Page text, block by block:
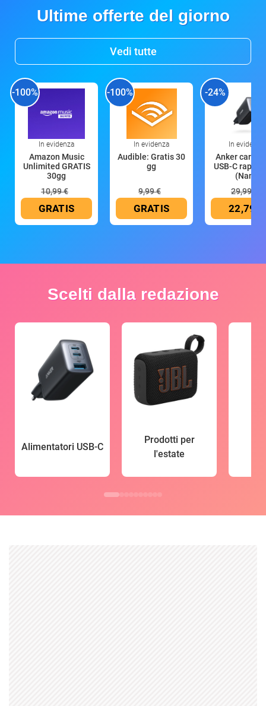
Ultime offerte del giorno
Vedi tutte
-100%
In evidenza
Amazon Music
Unlimited GRATIS
30gg
10,99 €
GRATIS
-100%
In evidenza
Audible: Gratis 30
gg
9,99 €
GRATIS
-24%
In evidenza
Anker
USB-C rapido
(Nano
29,99 €
22,79 €
Scelti dalla redazione
Alimentatori USB-C
Prodotti per
l'estate